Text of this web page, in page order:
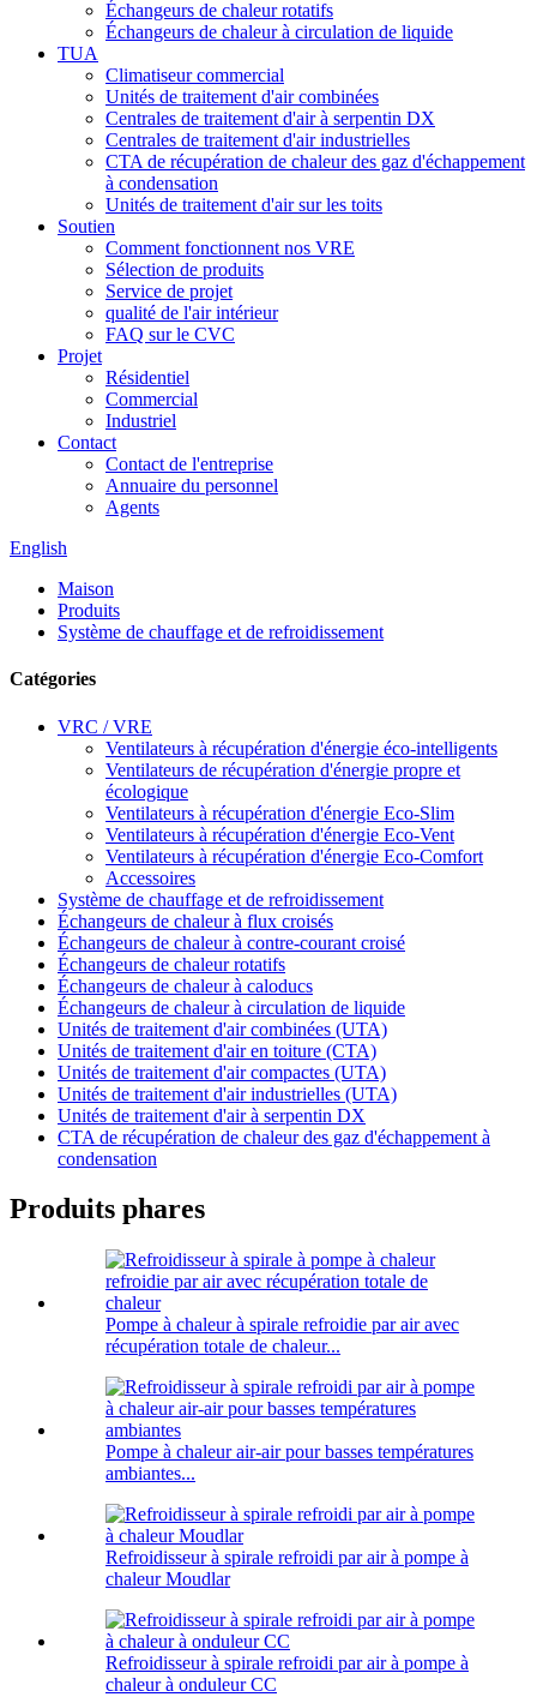
Échangeurs de chaleur rotatifs
Échangeurs de chaleur à circulation de liquide
TUA
Climatiseur commercial
Unités de traitement d'air combinées
Centrales de traitement d'air à serpentin DX
Centrales de traitement d'air industrielles
CTA de récupération de chaleur des gaz d'échappement
à condensation
Unités de traitement d'air sur les toits
Soutien
Comment fonctionnent nos VRE
Sélection de produits
Service de projet
qualité de l'air intérieur
FAQ sur le CVC
Projet
Résidentiel
Commercial
Industriel
Contact
Contact de l'entreprise
Annuaire du personnel
Agents
English
Maison
Produits
Système de chauffage et de refroidissement
Catégories
VRC / VRE
Ventilateurs à récupération d'énergie éco-intelligents
Ventilateurs de récupération d'énergie propre et
écologique
Ventilateurs à récupération d'énergie Eco-Slim
Ventilateurs à récupération d'énergie Eco-Vent
Ventilateurs à récupération d'énergie Eco-Comfort
Accessoires
Système de chauffage et de refroidissement
Échangeurs de chaleur à flux croisés
Échangeurs de chaleur à contre-courant croisé
Échangeurs de chaleur rotatifs
Échangeurs de chaleur à caloducs
Échangeurs de chaleur à circulation de liquide
Unités de traitement d'air combinées (UTA)
Unités de traitement d'air en toiture (CTA)
Unités de traitement d'air compactes (UTA)
Unités de traitement d'air industrielles (UTA)
Unités de traitement d'air à serpentin DX
CTA de récupération de chaleur des gaz d'échappement à
condensation
Produits phares
Pompe à chaleur à spirale refroidie par air avec
récupération totale de chaleur...
Pompe à chaleur air-air pour basses températures
ambiantes...
Refroidisseur à spirale refroidi par air à pompe à
chaleur Moudlar
Refroidisseur à spirale refroidi par air à pompe à
chaleur à onduleur CC